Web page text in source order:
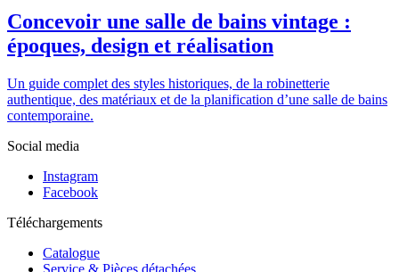
Concevoir une salle de bains vintage :
époques, design et réalisation
Un guide complet des styles historiques, de la robinetterie
authentique, des matériaux et de la planification d’une salle de bains
contemporaine.
Social media
Instagram
Facebook
Téléchargements
Catalogue